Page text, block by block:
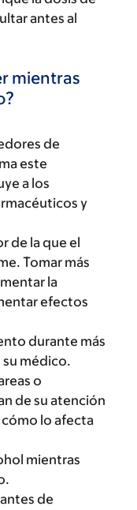
antes al
mientras
de
este
a los
y
de la que el
Tomar más
la
efectos
durante más
médico.
o
de su atención
lo afecta
mientras
de